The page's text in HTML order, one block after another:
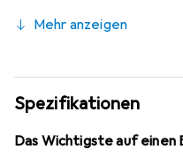
ausgetauscht werden.
kompakt in der
werden. Das Studio
ideal für Ihren nächsten
Videoproduktion.
Mehr anzeigen
Spezifikationen
Das Wichtigste auf einen